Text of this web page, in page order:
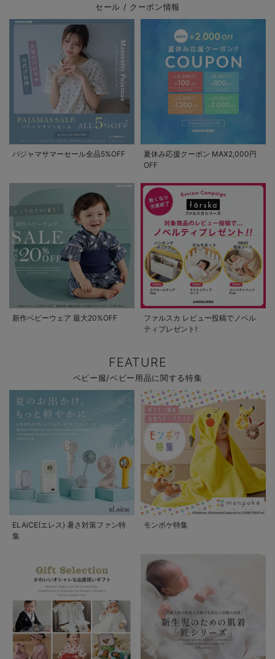
セール / クーポン情報
パジャマサマーセール全品5%OFF
夏休み応援クーポン MAX2,000円
OFF
新作ベビーウェア 最大20%OFF
ファルスカ レビュー投稿でノベル
ティプレゼント!
FEATURE
ベビー服/ベビー用品に関する特集
ELAiCE(エレス) 暑さ対策ファン特
集
モンポケ特集